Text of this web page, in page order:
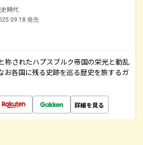
時代
発売
称されたハプスブルク帝国の栄光と動乱
お各国に残る史跡を巡る歴史を旅するガ
詳細を見る